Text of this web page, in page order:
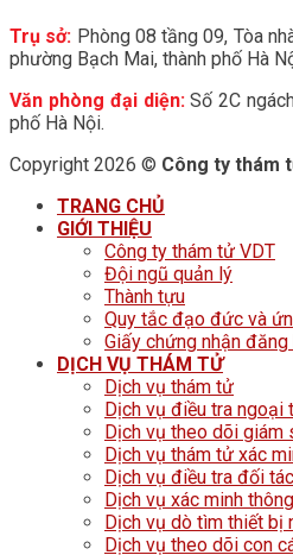
Trụ sở: Phòng 08 tầng 09, Tòa
phường Bạch Mai, thành phố Hà
Văn phòng đại diện:Số 2C
phố Hà Nội.
Copyright 2026 © Công ty thám
TRANG CHỦ
GIỚI THIỆU
Công ty thám tử VDT
Đội ngũ quản lý
Thành tựu
Quy tắc đạo đức và
Giấy chứng nhận đăng
DỊCH VỤ THÁM TỬ
Dịch vụ thám tử
Dịch vụ điều tra ngoại
Dịch vụ theo dõi giám
Dịch vụ thám tử xác
Dịch vụ điều tra đối
Dịch vụ xác minh
Dịch vụ dò tìm thiết bị
Dịch vụ theo dõi con